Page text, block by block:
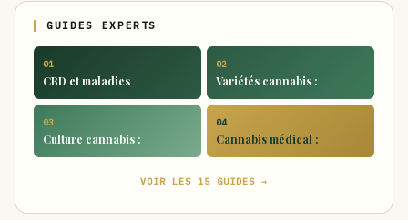
GUIDES EXPERTS
01
CBD et maladies
02
Variétés cannabis :
03
Culture cannabis :
04
Cannabis médical :
VOIR LES 15 GUIDES →